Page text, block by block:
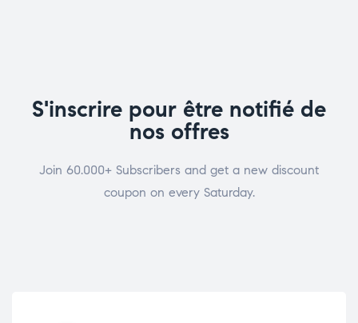
S'inscrire pour être notifié de
nos offres
Join 60.000+ Subscribers and get a new discount
coupon on every Saturday.